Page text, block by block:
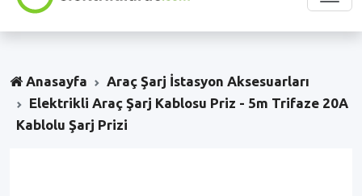
Anasayfa
Araç Şarj İstasyon Aksesuarları
Elektrikli Araç Şarj Kablosu Priz - 5m Trifaze 20A
Kablolu Şarj Prizi